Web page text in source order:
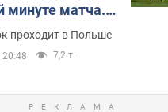
минуте матча.
проходит в Польше
20:48 7,2 т.